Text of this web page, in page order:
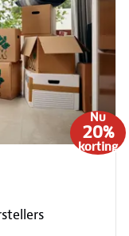
Nu
20%
korting